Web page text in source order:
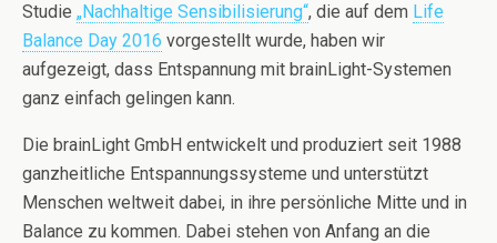
Studie „Nachhaltige Sensibilisierung“, die auf dem Life
Balance Day 2016 vorgestellt wurde, haben wir
aufgezeigt, dass Entspannung mit brainLight-Systemen
ganz einfach gelingen kann.
Die brainLight GmbH entwickelt und produziert seit 1988
ganzheitliche Entspannungssysteme und unterstützt
Menschen weltweit dabei, in ihre persönliche Mitte und in
Balance zu kommen. Dabei stehen von Anfang an die